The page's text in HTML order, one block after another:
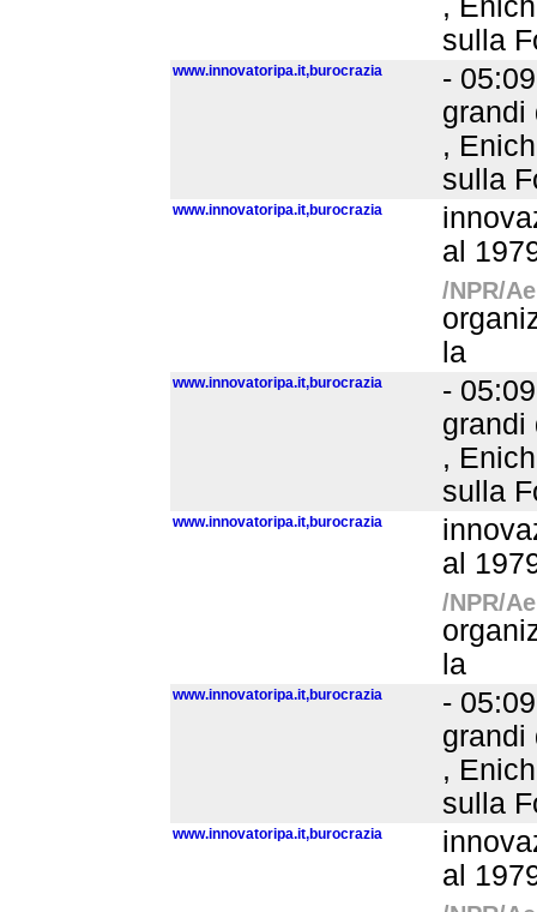
,
sulla
www.innovatoripa.it,burocrazia
-
grandi
,
sulla
www.innovatoripa.it,burocrazia
al
/NPR/
la
www.innovatoripa.it,burocrazia
-
grandi
,
sulla
www.innovatoripa.it,burocrazia
al
/NPR/
la
www.innovatoripa.it,burocrazia
-
grandi
,
sulla
www.innovatoripa.it,burocrazia
al